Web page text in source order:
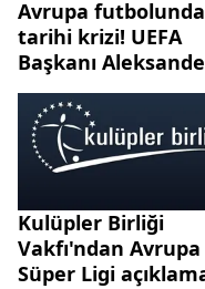
Avrupa futbolunda
tarihi krizi! UEFA
Başkanı
Ceferin: Yüzümüze
tükürmekten farkı
yok!
Kulüpler Birliği
Vakfı'ndan Avrupa
Süper Ligi